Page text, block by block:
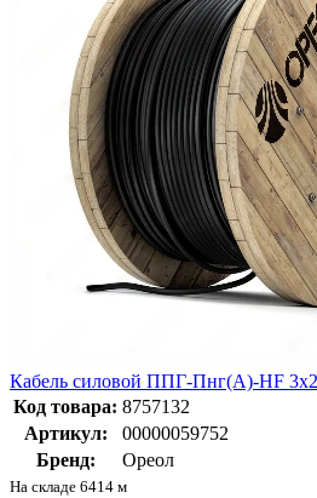
Кабель силовой ППГ-Пнг(А)-HF
Код товара: 8757132
Артикул:
00000059752
Бренд:
Ореол
На складе 6414 м